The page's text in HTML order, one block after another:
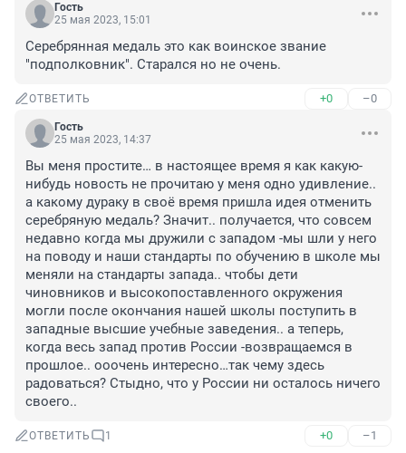
Гость
25 мая 2023, 15:01
Серебрянная медаль это как воинское звание
"подполковник". Старался но не очень.
ОТВЕТИТЬ +0 –0
Гость
25 мая 2023, 14:37
Вы меня простите… в настоящее время я как какую-
нибудь новость не прочитаю у меня одно удивление..
а какому дураку в своё время пришла идея отменить
серебряную медаль? Значит.. получается, что совсем
недавно когда мы дружили с западом -мы шли у него
на поводу и наши стандарты по обучению в школе мы
меняли на стандарты запада.. чтобы дети
чиновников и высокопоставленного окружения
могли после окончания нашей школы поступить в
западные высшие учебные заведения.. а теперь,
когда весь запад против России -возвращаемся в
прошлое.. ооочень интересно…так чему здесь
радоваться? Стыдно, что у России ни осталось ничего
своего..
ОТВЕТИТЬ 1 +0 –1